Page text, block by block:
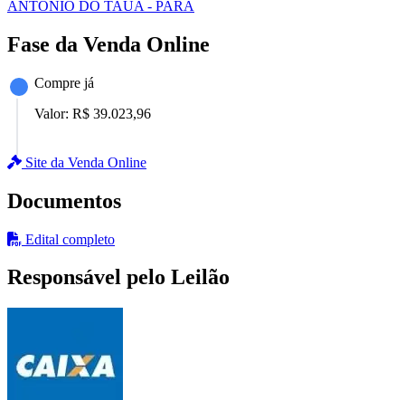
ANTONIO DO TAUA - PARA
Fase da Venda Online
Compre já
Valor: R$ 39.023,96
Site da Venda Online
Documentos
Edital completo
Responsável pelo Leilão